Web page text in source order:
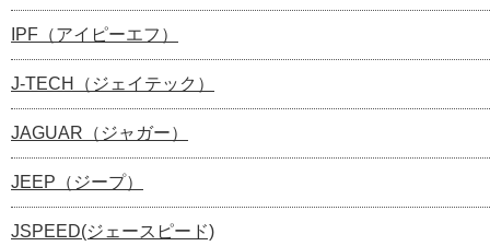
IPF（アイピーエフ）
J-TECH（ジェイテック）
JAGUAR（ジャガー）
JEEP（ジープ）
JSPEED(ジェースピード)